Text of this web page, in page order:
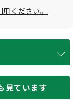
ください。
見ています